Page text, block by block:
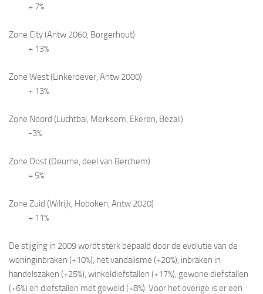
+ 7%
Zone City (Antw 2060, Borgerhout)
+ 13%
Zone West (Linkeroever, Antw 2000)
+ 13%
Zone Noord (Luchtbal, Merksem, Ekeren, Bezali)
-3%
Zone Oost (Deurne, deel van Berchem)
+ 5%
Zone Zuid (Wilrijk, Hoboken, Antw 2020)
+ 11%
De stijging in 2009 wordt sterk bepaald door de evolutie van de
woninginbraken (+10%), het vandalisme (+20%), inbraken in
handelszaken (+25%), winkeldiefstallen (+17%), gewone diefstallen
(+6%) en diefstallen met geweld (+8%). Voor het overige is er een